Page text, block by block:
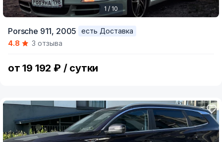
of
1 / 10
Porsche 911, 2005
есть Доставка
4.8
3 отзыва
от 19 192 ₽ / сутки